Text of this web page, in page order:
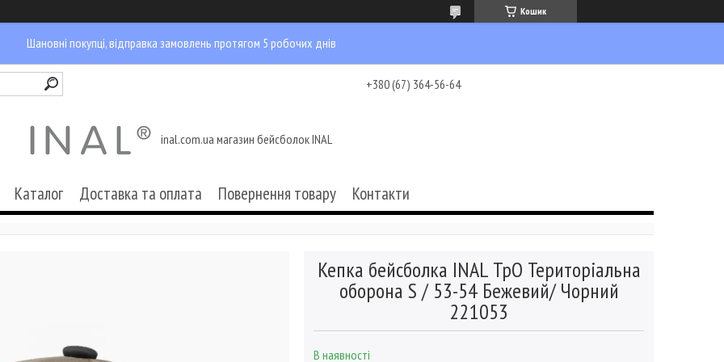
Кошик
Шановні покупці, відправка замовлень протягом 5 робочих днів
+380 (67) 364-56-64
inal.com.ua магазин бейсболок INAL
Каталог Доставка та оплата Повернення товару Контакти
Кепка бейсболка INAL ТрО Територіальна
оборона S / 53-54 Бежевий/ Чорний
221053
В наявності